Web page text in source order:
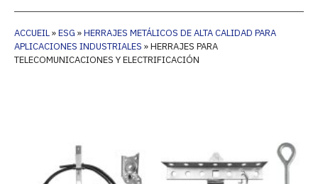
ACCUEIL»ESG »HERRAJES METÁLICOS DE ALTA CALIDAD PARA
APLICACIONES INDUSTRIALES »HERRAJES PARA
TELECOMUNICACIONES Y ELECTRIFICACIÓN